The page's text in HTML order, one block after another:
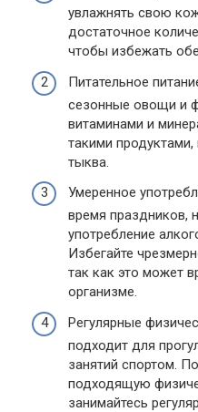
увлажнять свою
достаточное
чтобы избежать
Питательное
сезонные овощи и
витаминами и
такими продуктами,
тыква.
Умеренное
время праздников,
употребление
Избегайте
так как это может
организме.
Регулярные
подходит для
занятий спортом.
подходящую
занимайтесь